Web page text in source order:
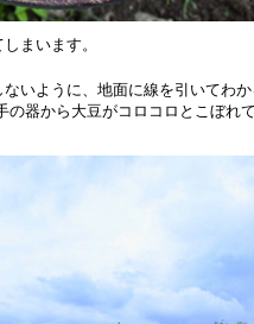
まいます。
いように、地面に線を引いてわ
の器から大豆がコロコロとこぼれ